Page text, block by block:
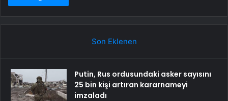
Son Eklenen
Putin, Rus ordusundaki asker sayısını
25 bin kişi artıran kararnameyi
imzaladı